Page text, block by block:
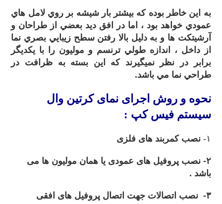
به اين خاطر بوده که بيشتر بار شيشه بر روي لامل هاي
عمودي خواهد بود ، اما در افق ديد بعضي از طراحان و
آرشيتکت ها و به دليل بالا رفتن سطح زيبايي بصري نما
از داخل ، اندازه طولي ترنسم و موليون را با يکديگر
برابر در نظر نميگيرند که اين بسته به ظرافت در
طراحي نما مي باشد.
نحوه و روش اجرای نمای کرتین وال
سیستم فیس کپ :
۱- نصب کمربند های فلزی
۲- نصب پروفیل های عمودی یا همان مولیون ها می
باشد .
۳- نصب اتصالات جهت اتصال پروفیل های افقی